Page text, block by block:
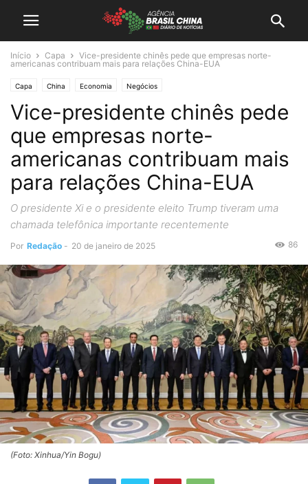
Início Capa
Vice-presidente chinês pede que empresas norte-
americanas contribuam mais para relações China-EUA
Capa China Economia Negócios
Vice-presidente chinês pede
que empresas norte-
americanas contribuam mais
para relações China-EUA
O presidente Xi e o presidente eleito Trump tiveram uma
chamada telefônica importante recentemente
Por Redação - 20 de janeiro de 2025 86
(Foto: Xinhua/Yin Bogu)